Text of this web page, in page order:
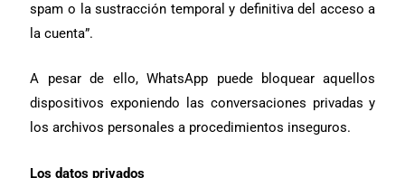
spam o la sustracción temporal y definitiva del acceso a
la cuenta”.
A pesar de ello, WhatsApp puede bloquear aquellos
dispositivos exponiendo las conversaciones privadas y
los archivos personales a procedimientos inseguros.
Los datos privados